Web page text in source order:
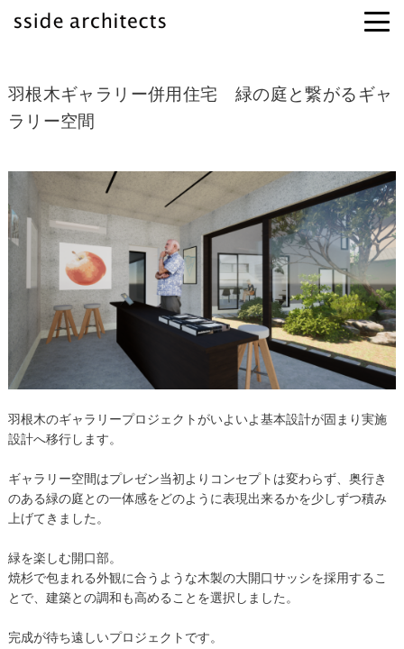
羽根木ギャラリー併用住宅 緑の庭と繋がるギャ
ラリー空間
羽根木のギャラリープロジェクトがいよいよ基本設計が固まり実施
設計へ移行します。
ギャラリー空間はプレゼン当初よりコンセプトは変わらず、奥行き
のある緑の庭との一体感をどのように表現出来るかを少しずつ積み
上げてきました。
緑を楽しむ開口部。
焼杉で包まれる外観に合うような木製の大開口サッシを採用するこ
とで、建築との調和も高めることを選択しました。
完成が待ち遠しいプロジェクトです。